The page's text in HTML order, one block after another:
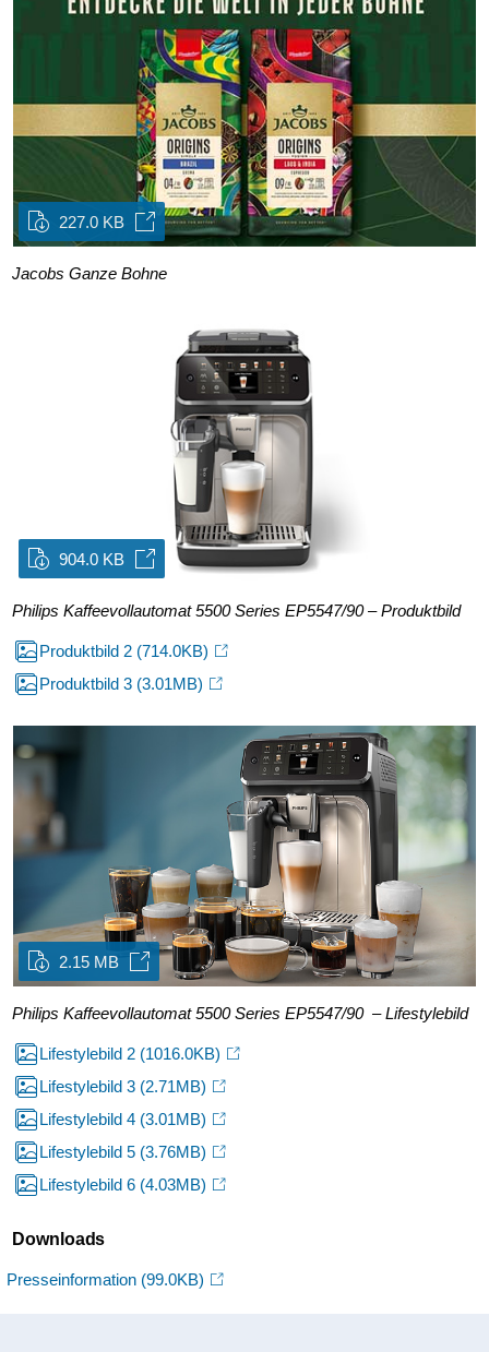
227.0 KB
Jacobs Ganze Bohne
904.0 KB
Philips Kaffeevollautomat 5500 Series EP5547/90 – Produktbild
Produktbild 2 (714.0KB)
Produktbild 3 (3.01MB)
2.15 MB
Philips Kaffeevollautomat 5500 Series EP5547/90 – Lifestylebild
Lifestylebild 2 (1016.0KB)
Lifestylebild 3 (2.71MB)
Lifestylebild 4 (3.01MB)
Lifestylebild 5 (3.76MB)
Lifestylebild 6 (4.03MB)
Downloads
Presseinformation (99.0KB)